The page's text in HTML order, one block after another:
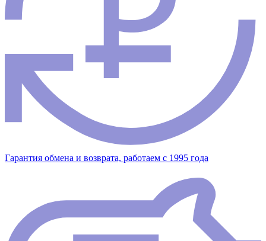
Гарантия обмена и возврата, работаем с 1995 года